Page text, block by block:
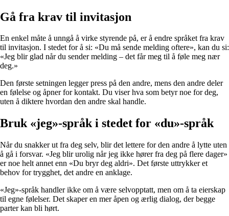
Gå fra krav til invitasjon
En enkel måte å unngå å virke styrende på, er å endre språket fra krav
til invitasjon. I stedet for å si: «Du må sende melding oftere», kan du si:
«Jeg blir glad når du sender melding – det får meg til å føle meg nær
deg.»
Den første setningen legger press på den andre, mens den andre deler
en følelse og åpner for kontakt. Du viser hva som betyr noe for deg,
uten å diktere hvordan den andre skal handle.
Bruk «jeg»-språk i stedet for «du»-språk
Når du snakker ut fra deg selv, blir det lettere for den andre å lytte uten
å gå i forsvar. «Jeg blir urolig når jeg ikke hører fra deg på flere dager»
er noe helt annet enn «Du bryr deg aldri». Det første uttrykker et
behov for trygghet, det andre en anklage.
«Jeg»-språk handler ikke om å være selvopptatt, men om å ta eierskap
til egne følelser. Det skaper en mer åpen og ærlig dialog, der begge
parter kan bli hørt.